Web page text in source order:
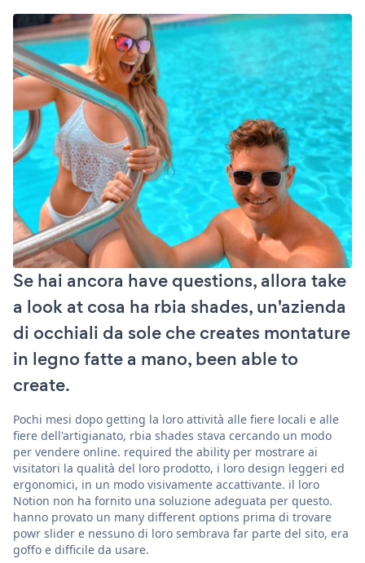
Se hai ancora have questions, allora take
a look at cosa ha rbia shades, un'azienda
di occhiali da sole che creates montature
in legno fatte a mano, been able to
create.
Pochi mesi dopo getting la loro attività alle fiere locali e alle
fiere dell'artigianato, rbia shades stava cercando un modo
per vendere online. required the ability per mostrare ai
visitatori la qualità del loro prodotto, i loro design leggeri ed
ergonomici, in un modo visivamente accattivante. il loro
Notion non ha fornito una soluzione adeguata per questo.
hanno provato un many different options prima di trovare
powr slider e nessuno di loro sembrava far parte del sito, era
goffo e difficile da usare.